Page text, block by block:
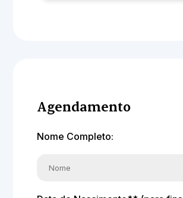
Agendamento
Nome Completo: